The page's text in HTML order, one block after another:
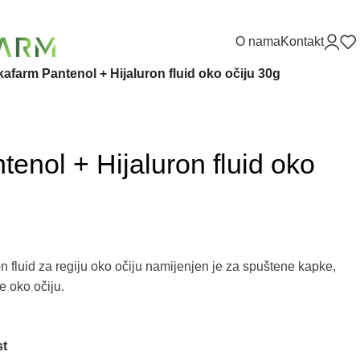
O namaKontakt
Pantenol + Hijaluron fluid oko očiju 30g
+ Hijaluron fluid oko
fluid za regiju oko očiju namijenjen je za spuštene kapke,
oko očiju.